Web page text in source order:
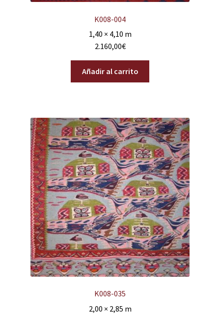
K008-004
1,40 × 4,10 m
2.160,00€
Añadir al carrito
K008-035
2,00 × 2,85 m